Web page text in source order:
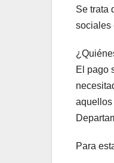
Se trata
sociales
El pago
aquellos
Para